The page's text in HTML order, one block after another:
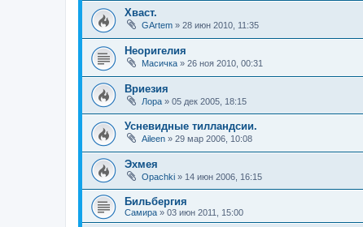
Хваст.
GArtem » 28 июн 2010, 11:35
Неоригелия
Масичка » 26 ноя 2010, 00:31
Вриезия
Лора » 05 дек 2005, 18:15
Усневидные тилландсии.
Aileen » 29 мар 2006, 10:08
Эхмея
Opachki » 14 июн 2006, 16:15
Бильбергия
Самира » 03 июн 2011, 15:00